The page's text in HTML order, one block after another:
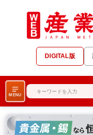
DIGITAL版
MENU